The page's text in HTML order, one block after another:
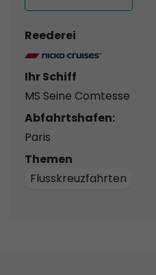
Reederei
Ihr Schiff
MS Seine Comtesse
Abfahrtshafen:
Paris
Themen
Flusskreuzfahrten